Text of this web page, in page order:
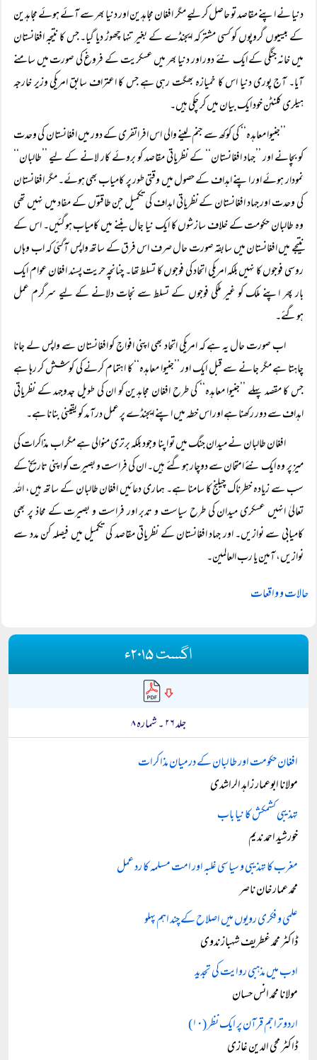
دنیا نے اپنے مقاصد تو حاصل کر لیے مگر افغان مجاہدین اور دنیا بھر سے آئے ہوئے مجاہدین
کے بیسیوں گروپوں کو کسی مشترکہ ایجنڈے کے بغیر تنہا چھوڑ دیا گیا۔ جس کا نتیجہ افغانستان
میں خانہ جنگی کے ایک نئے دور اور دنیا بھر میں عسکریت کے فروغ کی صورت میں سامنے
آیا۔ آج پوری دنیا اس کا خمیازہ بھگت رہی ہے جس کا اعتراف سابق امریکی وزیر خارجہ
ہیلری کلنٹن خود ایک بیان میں کر چکی ہیں۔
’’جنیوا معاہدہ‘‘ کی کوکھ سے جنم لینے والی اس افراتفری کے دور میں افغانستان کی وحدت
کو بچانے اور ’’جہاد افغانستان‘‘ کے نظریاتی مقاصد کو بروئے کار لانے کے لیے ’’طالبان‘‘
نمودار ہوئے اور اپنے اہداف کے حصول میں وقتی طور پر کامیاب بھی ہوئے۔ مگر افغانستان
کی وحدت اور جہاد افغانستان کے نظریاتی اہداف کی تکمیل جن طاقتوں کے مفاد میں نہیں تھی
وہ طالبان حکومت کے خلاف سازشوں کا ایک نیا جال بننے میں کامیاب ہوگئیں۔ اس کے
نتیجے میں افغانستان میں سابقہ صورت حال صرف اس فرق کے ساتھ واپس آگئی کہ اب وہاں
روسی فوجوں کا نہیں بلکہ امریکی اتحاد کی فوجوں کا تسلط تھا۔ چنانچہ حریت پسند افغان عوام ایک
بار پھر اپنے ملک کو غیر ملکی فوجوں کے تسلط سے نجات دلانے کے لیے سرگرم عمل
ہوگئے۔
اب صورت حال یہ ہے کہ امریکی اتحاد بھی اپنی افواج کو افغانستان سے واپس لے جانا
چاہتا ہے مگر جانے سے قبل ایک اور ’’جنیوا معاہدہ‘‘ کا اہتمام کرنے کی کوشش کر رہا ہے
جس کا مقصد پہلے ’’جنیوا معاہدہ‘‘ کی طرح افغان مجاہدین کو ان کی طویل جدوجہد کے نظریاتی
اہداف سے دور رکھنا ہے اور اس خطہ میں اپنے ایجنڈے پر عمل درآمد کو یقینی بنانا ہے۔
افغان طالبان نے میدان جنگ میں تو اپنا وجود بلکہ برتری منوالی ہے مگر اب مذاکرات کی
میز پر وہ ایک نئے امتحان سے دوچار ہوگئے ہیں۔ ان کی فراست و بصیرت کو اپنی تاریخ کے
سب سے زیادہ خطرناک چیلنج کا سامنا ہے۔ ہماری دعائیں افغان طالبان کے ساتھ ہیں، اللہ
تعالیٰ انہیں عسکری میدان کی طرح سیاست و تدبر اور فراست و بصیرت کے محاذ پر بھی
کامیابی سے نوازیں۔ اور جہاد افغانستان کے نظریاتی مقاصد کی تکمیل میں فیصلہ کن مدد سے
نوازیں، آمین یا رب العالمین۔
حالات و واقعات
اگست ۲۰۱۵ء
جلد ۲۶ ۔ شمارہ ۸
افغان حکومت اور طالبان کے درمیان مذاکرات
مولانا ابوعمار زاہد الراشدی
تہذیبی کشمکش کا نیا باب
خورشید احمد ندیم
مغرب کا تہذیبی و سیاسی غلبہ اور امت مسلمہ کا رد عمل
محمد عمار خان ناصر
علمی و فکری رویوں میں اصلاح کے چند اہم پہلو
ڈاکٹر محمد غطریف شہباز ندوی
ادب میں مذہبی روایت کی تجدید
مولانا محمد انس حسان
اردو تراجم قرآن پر ایک نظر (۱۰)
ڈاکٹر محی الدین غازی